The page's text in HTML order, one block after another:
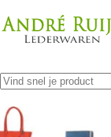
naar
de
resultaten